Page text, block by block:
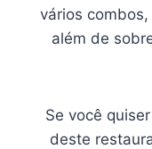
vários
além de
Se você
deste